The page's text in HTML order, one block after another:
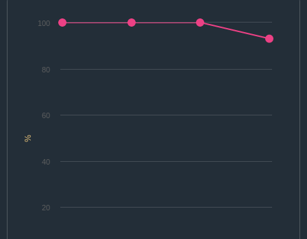
%
20
40
60
80
100